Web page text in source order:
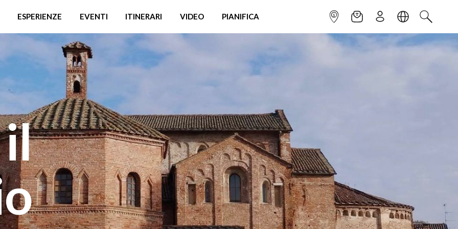
ESPERIENZE EVENTI ITINERARI VIDEO PIANIFICA INFOPOINTNEWSLETTER
ISCRIVITILINGUACERCA